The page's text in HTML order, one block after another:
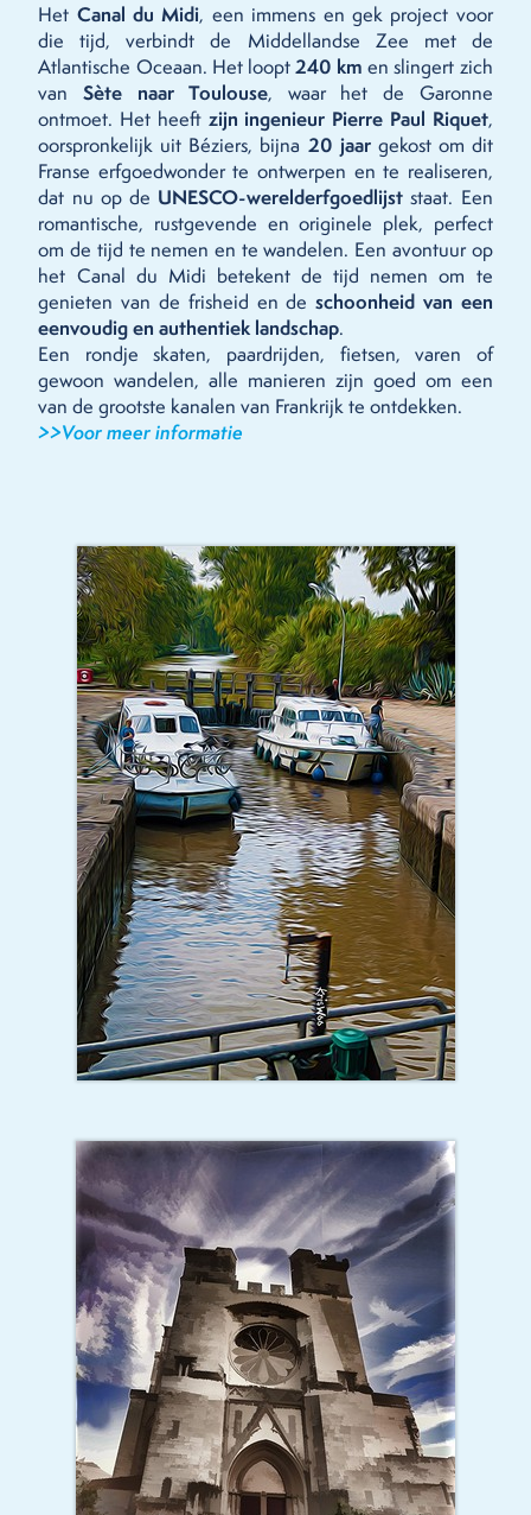
Het Canal du Midi, een immens en gek project voor
die tijd, verbindt de Middellandse Zee met de
Atlantische Oceaan. Het loopt240 km en slingert zich
van Sète naar Toulouse, waar het de Garonne
ontmoet. Het heeft zijn ingenieur Pierre Paul Riquet,
oorspronkelijk uit Béziers, bijna 20 jaargekost om dit
Franse erfgoedwonder te ontwerpen en te realiseren,
dat nu op de UNESCO-werelderfgoedlijst staat. Een
romantische, rustgevende en originele plek, perfect
om de tijd te nemen en te wandelen. Een avontuur op
het Canal du Midi betekent de tijd nemen om te
genieten van de frisheid en deschoonheid van een
eenvoudig en authentiek landschap.
Een rondje skaten, paardrijden, fietsen, varen of
gewoon wandelen, alle manieren zijn goed om een
van de grootste kanalen van Frankrijk te ontdekken.
>>Voor meer informatie